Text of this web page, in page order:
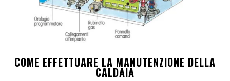
COME EFFETTUARE LA MANUTENZIONE DELLA
CALDAIA